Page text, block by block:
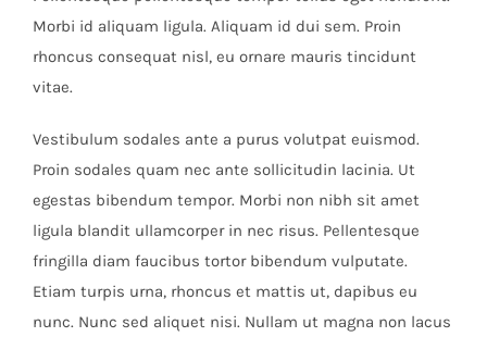
Morbi id aliquam ligula. Aliquam id dui sem. Proin
rhoncus consequat nisl, eu ornare mauris tincidunt
vitae.
Vestibulum sodales ante a purus volutpat euismod.
Proin sodales quam nec ante sollicitudin lacinia. Ut
egestas bibendum tempor. Morbi non nibh sit amet
ligula blandit ullamcorper in nec risus. Pellentesque
fringilla diam faucibus tortor bibendum vulputate.
Etiam turpis urna, rhoncus et mattis ut, dapibus eu
nunc. Nunc sed aliquet nisi. Nullam ut magna non lacus